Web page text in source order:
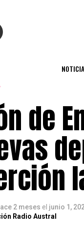
de
2 meses el junio 1,
Radio Austral